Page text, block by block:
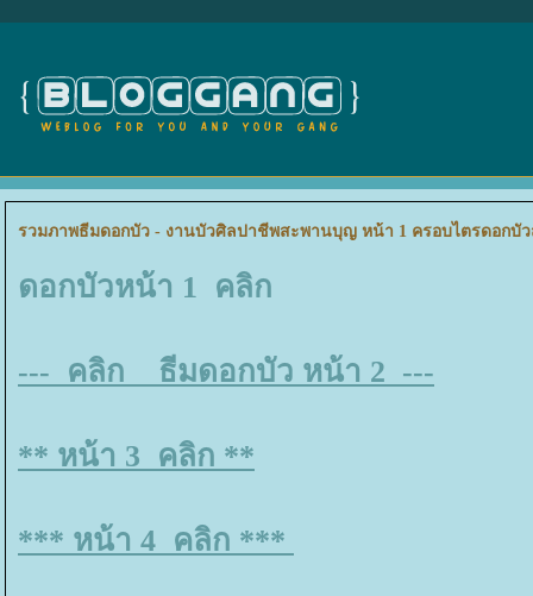
รวมภาพธีมดอกบัว - งานบัวศิลปาชีพสะพานบุญ หน้า 1 ครอบไตรดอกบัว
ดอกบัวหน้า 1 คลิก
--- คลิก ธีมดอกบัว หน้า 2 ---
** หน้า 3 คลิก **
*** หน้า 4 คลิก ***